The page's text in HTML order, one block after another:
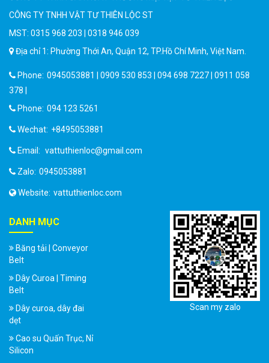
CÔNG TY TNHH VẬT TƯ THIÊN LỘC ST
MST: 0315 968 203 | 0318 946 039
Địa chỉ 1: Phường Thới An, Quận 12, TP.Hồ Chí Minh, Việt Nam.
Phone: 0945053881 | 0909 530 853 | 094 698 7227 | 0911 058
378 |
Phone: 094 123 5261
Wechat: +8495053881
Email: vattuthienloc@gmail.com
Zalo: 0945053881
Website: vattuthienloc.com
DANH MỤC
Băng tải | Conveyor
Belt
Dây Curoa | Timing
Belt
Dây curoa, dây đai
dẹt
Cao su Quấn Trục, Nỉ
Silicon
Scan my zalo